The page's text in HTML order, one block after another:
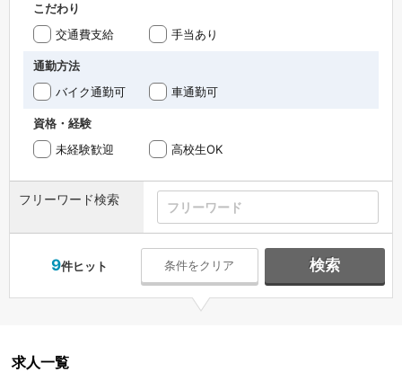
こだわり
交通費支給
手当あり
通勤方法
バイク通勤可
車通勤可
資格・経験
未経験歓迎
高校生OK
フリーワード検索
9件ヒット 条件をクリア 検索
求人一覧